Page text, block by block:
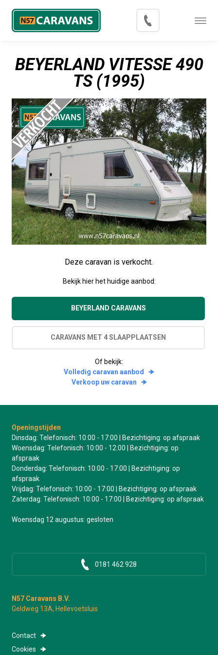
BEYERLAND VITESSE 490
TS (1995)
Deze caravan is verkocht.
Bekijk hier het huidige aanbod:
BEYERLAND CARAVANS
CARAVANS MET 4 SLAAPPLAATSEN
Of bekijk:
Volledig caravan aanbod
Verkoop uw caravan
Openingstijden
Dinsdag: Telefonisch: 10:00 - 17:00 | Bezichtiging: op afspraak
Woensdag: Telefonisch: 10:00 - 12:00 | Bezichtiging: op
afspraak
Donderdag: Telefonisch: 10:00 - 17:00 | Bezichtiging: op
afspraak
Vrijdag: Telefonisch: 10:00 - 17:00 | Bezichtiging: op afspraak
Zaterdag: Telefonisch: 10:00 - 17:00 | Bezichtiging: op afspraak
Woensdag 12 augustus: gesloten
0181 462 928
N57 Caravans B.V.
Geldweg 13A, Hellevoetsluis
Contact
Cookies
Menu
Inkoop
Export
Contact
Over N57 Caravans